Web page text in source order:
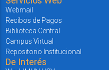
Webmail
Recibos de Pagos
Biblioteca Central
Campus Virtual
Repositorio Institucional
De Interés